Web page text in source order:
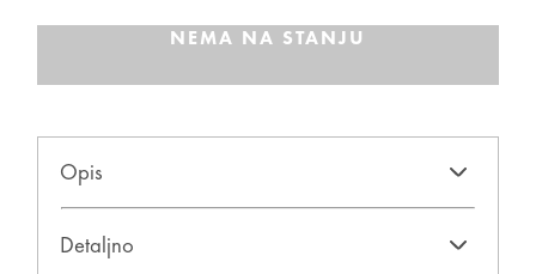
NEMA NA STANJU
Opis
Detaljno